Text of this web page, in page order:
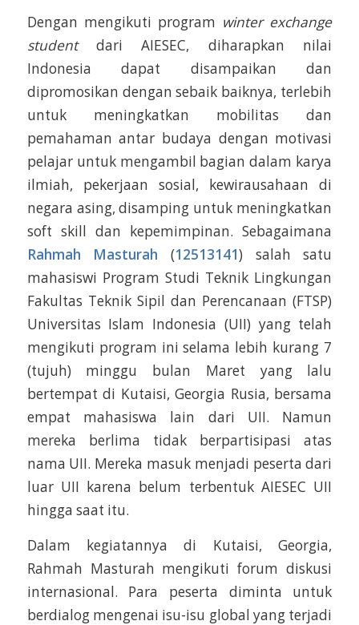
Dengan mengikuti program winter exchange
studentdari AIESEC, diharapkan nilai
Indonesia dapat disampaikan dan
dipromosikan dengan sebaik baiknya, terlebih
untuk meningkatkan mobilitas dan
pemahaman antar budaya dengan motivasi
pelajar untuk mengambil bagian dalam karya
ilmiah, pekerjaan sosial, kewirausahaan di
negara asing, disamping untuk meningkatkan
soft skill dan kepemimpinan. Sebagaimana
Rahmah Masturah (12513141) salah satu
mahasiswi Program Studi Teknik Lingkungan
Fakultas Teknik Sipil dan Perencanaan (FTSP)
Universitas Islam Indonesia (UII) yang telah
mengikuti program ini selama lebih kurang 7
(tujuh) minggu bulan Maret yang lalu
bertempat di Kutaisi, Georgia Rusia, bersama
empat mahasiswa lain dari UII. Namun
mereka berlima tidak berpartisipasi atas
nama UII. Mereka masuk menjadi peserta dari
luar UII karena belum terbentuk AIESEC UII
hingga saat itu.
Dalam kegiatannya di Kutaisi, Georgia,
Rahmah Masturah mengikuti forum diskusi
internasional. Para peserta diminta untuk
berdialog mengenai isu-isu global yang terjadi